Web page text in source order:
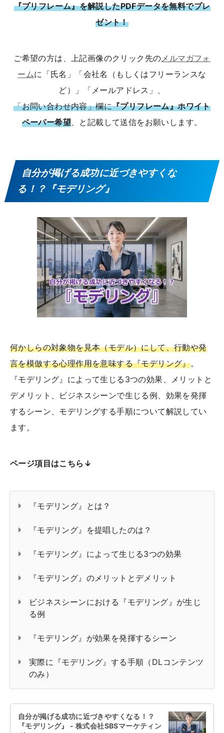
『プリフレーム』を解説したPDFデータを無料でプレ
ゼント！
ご希望の方は、上記画像のクリック先の メルマガフォ
ームに「氏名」「会社名（もしくはフリーランスな
ど）」「メールアドレス」、
「お問い合わせ内容」欄に『プリフレーム』ホワイト
ペーパー希望 、と記載して送信をお願いします。
自分が掲げる成功に近づきやすくな
る！？『モデリング』
何かしらの対象物を見本（モデル）にして、行動や発
言を模倣する心理作用を意味する『モデリング』。
『モデリング』によって生じる3つの効果、メリットと
デメリット、ビジネスシーンで生じる例、効果を発揮
するシーン、モデリングする手順について解説してい
ます。
ページ項目はこちら↓
『モデリング』とは？
『モデリング』を提唱したのは？
『モデリング』によって生じる3つの効果
『モデリング』のメリットとデメリット
ビジネスシーンにおける『モデリング』が生じ
る例
『モデリング』が効果を発揮するシーン
実際に『モデリング』する手順（DLコンテンツ
のみ）
自分が掲げる成功に近づきやすくなる！？
『モデリング』 - 株式会社SBSマーケティン